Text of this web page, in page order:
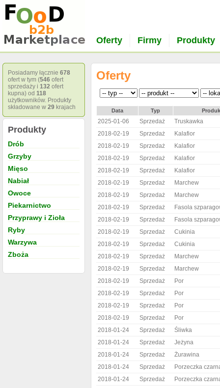
Oferty Firmy Produkty
Posiadamy łącznie 678
ofert w tym (546 ofert
sprzedaży i 132 ofert
kupna) od 118
użytkowników. Produkty
składowane w 29 krajach
Produkty
Drób
Grzyby
Mięso
Nabiał
Owoce
Piekarnictwo
Przyprawy i Zioła
Ryby
Warzywa
Zboża
Oferty
Data Typ
2025-01-06 Sprzedaż
Truskawka
2018-02-19
Sprzedaż
Kalafior
2018-02-19
Sprzedaż
Kalafior
2018-02-19
Sprzedaż
Kalafior
2018-02-19
Sprzedaż
Kalafior
2018-02-19
Sprzedaż
Marchew
2018-02-19
Sprzedaż
Marchew
2018-02-19
Sprzedaż
Fasola
2018-02-19
Sprzedaż
Fasola
2018-02-19
Sprzedaż
Cukinia
2018-02-19
Sprzedaż
Cukinia
2018-02-19
Sprzedaż
Marchew
2018-02-19
Sprzedaż
Marchew
2018-02-19
Sprzedaż
Por
2018-02-19
Sprzedaż
Por
2018-02-19
Sprzedaż
Por
2018-02-19
Sprzedaż
Por
2018-01-24
Sprzedaż
Śliwka
2018-01-24
Sprzedaż
Jeżyna
2018-01-24
Sprzedaż
Żurawina
2018-01-24
Sprzedaż
Porzeczka
2018-01-24
Sprzedaż
Porzeczka